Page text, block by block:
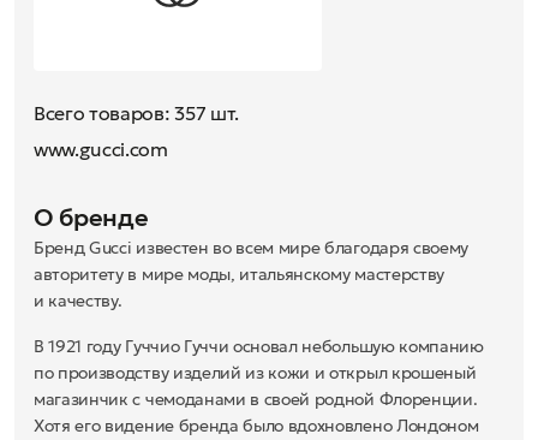
Всего товаров: 357 шт.
www.gucci.com
О бренде
Бренд Gucci известен во всем мире благодаря своему
авторитету в мире моды, итальянскому мастерству
и качеству.
В 1921 году Гуччио Гуччи основал небольшую компанию
по производству изделий из кожи и открыл крошеный
магазинчик с чемоданами в своей родной Флоренции.
Хотя его видение бренда было вдохновлено Лондоном